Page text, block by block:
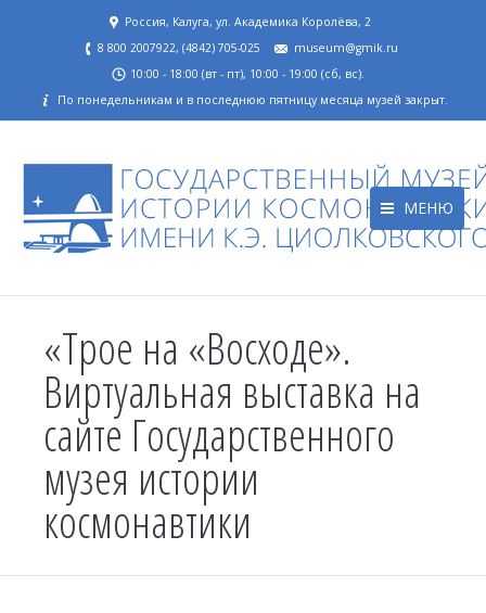
Россия, Калуга, ул. Академика Королёва, 2
8 800 2007922, (4842) 705-025
museum@gmik.ru
10:00 - 18:00 (вт - пт), 10:00 - 19:00 (сб, вс).
По понедельникам и в последнюю пятницу месяца музей закрыт.
МЕНЮ
«Трое на «Восходе».
Виртуальная выставка на
сайте Государственного
музея истории
космонавтики